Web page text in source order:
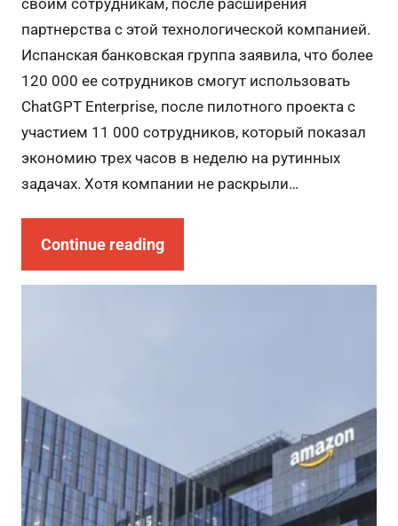
своим сотрудникам, после расширения
партнерства с этой технологической компанией.
Испанская банковская группа заявила, что более
120 000 ее сотрудников смогут использовать
ChatGPT Enterprise, после пилотного проекта с
участием 11 000 сотрудников, который показал
экономию трех часов в неделю на рутинных
задачах. Хотя компании не раскрыли…
Continue reading